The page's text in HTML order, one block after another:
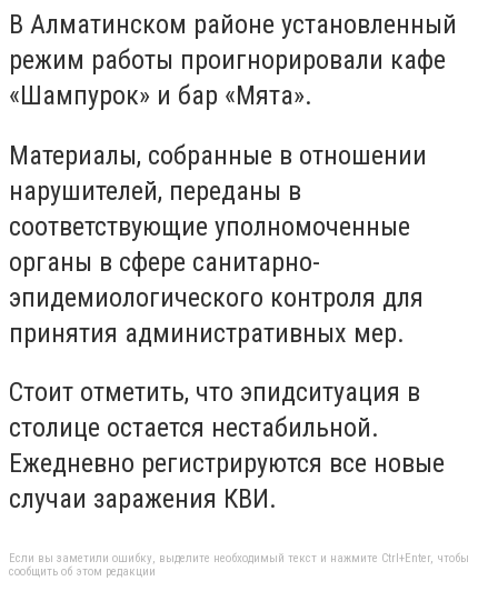
В Алматинском районе установленный
режим работы проигнорировали кафе
«Шампурок» и бар «Мята».
Материалы, собранные в отношении
нарушителей, переданы в
соответствующие уполномоченные
органы в сфере санитарно-
эпидемиологического контроля для
принятия административных мер.
Стоит отметить, что эпидситуация в
столице остается нестабильной.
Ежедневно регистрируются все новые
случаи заражения КВИ.
Если вы заметили ошибку, выделите необходимый текст и нажмите Ctrl+Enter, чтобы
сообщить об этом редакции